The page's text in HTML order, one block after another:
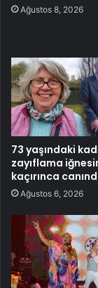
Ağustos 8, 2026
73 yaşındaki
zayıflama
kaçırınca
Ağustos 6, 2026